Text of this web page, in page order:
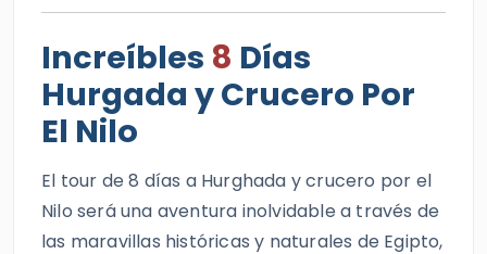
Increíbles8Días
Hurgada y Crucero Por
El Nilo
El tour de 8 días a Hurghada y crucero por el
Nilo será una aventura inolvidable a través de
las maravillas históricas y naturales de Egipto,
recorriendo sus tierras y aguas divinas. Egypt